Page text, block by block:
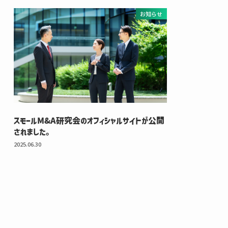
お知らせ
スモールM&A研究会のオフィシャルサイトが公開
されました。
2025.06.30